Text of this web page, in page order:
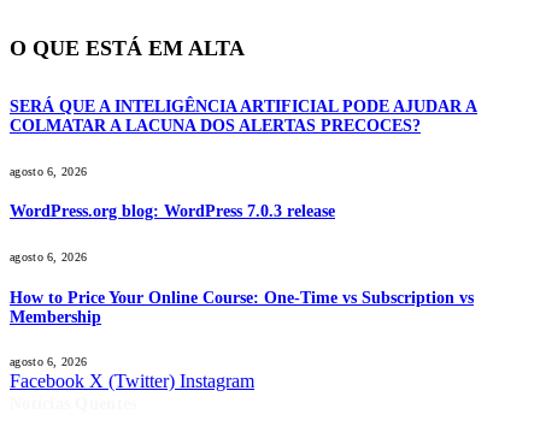
O QUE ESTÁ EM ALTA
SERÁ QUE A INTELIGÊNCIA ARTIFICIAL PODE AJUDAR A
COLMATAR A LACUNA DOS ALERTAS PRECOCES?
agosto 6, 2026
WordPress.org blog: WordPress 7.0.3 release
agosto 6, 2026
How to Price Your Online Course: One-Time vs Subscription vs
Membership
agosto 6, 2026
Facebook X (Twitter) Instagram